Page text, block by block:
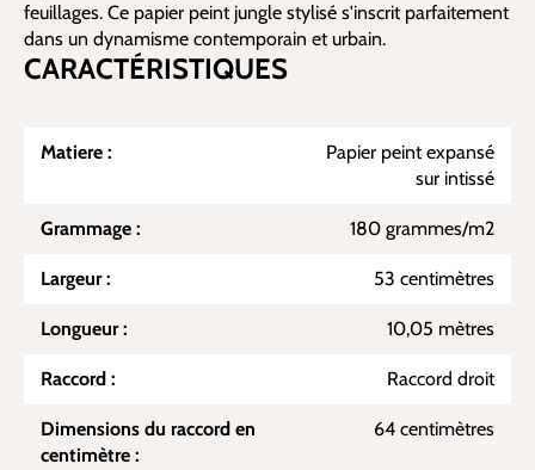
feuillages. Ce papier peint jungle stylisé s'inscrit parfaitement
dans un dynamisme contemporain et urbain.
CARACTÉRISTIQUES
Matiere :
Papier peint expansé
sur intissé
Grammage : 180 grammes/m2
Largeur : 53 centimètres
Longueur : 10,05 mètres
Raccord : Raccord droit
Dimensions du raccord en
centimètre :
64 centimètres